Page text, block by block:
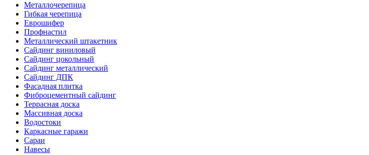
Металлочерепица
Гибкая черепица
Еврошифер
Профнастил
Металлический штакетник
Сайдинг виниловый
Сайдинг цокольный
Сайдинг металлический
Сайдинг ДПК
Фасадная плитка
Фиброцементный сайдинг
Террасная доска
Массивная доска
Водостоки
Каркасные гаражи
Сараи
Навесы